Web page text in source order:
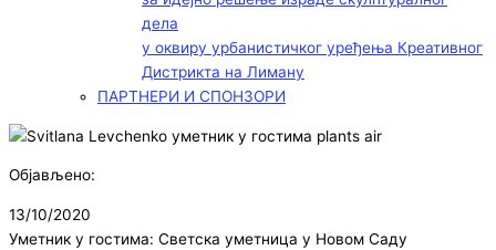
дела
у оквиру урбанистичког уређења Креативног
Дистрикта на Лиману
ПАРТНЕРИ И СПОНЗОРИ
Објављено:
13/10/2020
Уметник у гостима: Светска уметница у Новом Саду